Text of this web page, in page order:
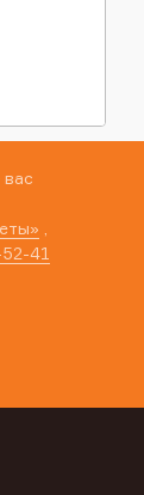
41